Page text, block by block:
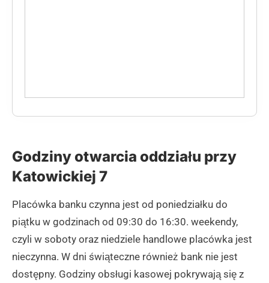
Godziny otwarcia oddziału przy
Katowickiej 7
Placówka banku czynna jest od poniedziałku do
piątku w godzinach od 09:30 do 16:30. weekendy,
czyli w soboty oraz niedziele handlowe placówka jest
nieczynna. W dni świąteczne również bank nie jest
dostępny. Godziny obsługi kasowej pokrywają się z